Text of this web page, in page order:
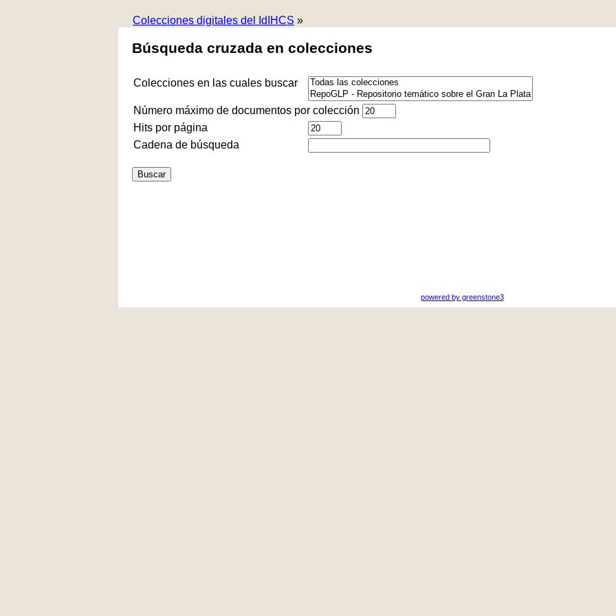
Colecciones digitales del IdIHCS »
Búsqueda cruzada en colecciones
Colecciones en las cuales buscar
Número máximo de documentos por colección
Hits por página
Cadena de búsqueda
powered by greenstone3